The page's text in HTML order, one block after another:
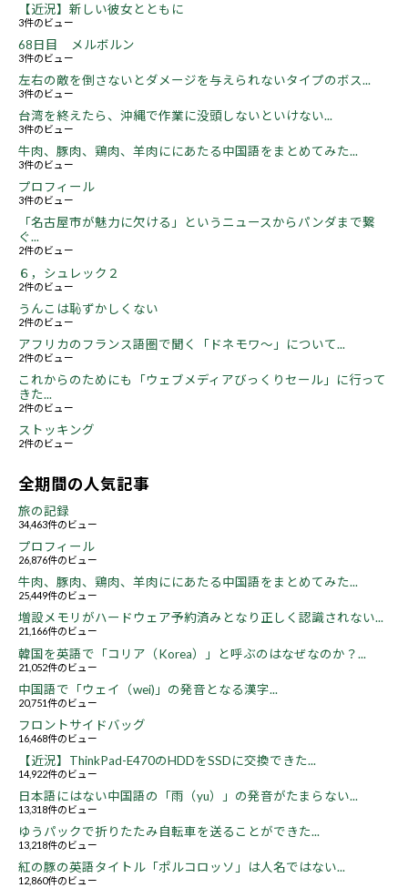
【近況】新しい彼女とともに
3件のビュー
68日目 メルボルン
3件のビュー
左右の敵を倒さないとダメージを与えられないタイプのボス...
3件のビュー
台湾を終えたら、沖縄で作業に没頭しないといけない...
3件のビュー
牛肉、豚肉、鶏肉、羊肉ににあたる中国語をまとめてみた...
3件のビュー
プロフィール
3件のビュー
「名古屋市が魅力に欠ける」というニュースからパンダまで繋
ぐ...
2件のビュー
６，シュレック２
2件のビュー
うんこは恥ずかしくない
2件のビュー
アフリカのフランス語圏で聞く「ドネモワ～」について...
2件のビュー
これからのためにも「ウェブメディアびっくりセール」に行って
きた...
2件のビュー
ストッキング
2件のビュー
全期間の人気記事
旅の記録
34,463件のビュー
プロフィール
26,876件のビュー
牛肉、豚肉、鶏肉、羊肉ににあたる中国語をまとめてみた...
25,449件のビュー
増設メモリがハードウェア予約済みとなり正しく認識されない...
21,166件のビュー
韓国を英語で「コリア（Korea）」と呼ぶのはなぜなのか？...
21,052件のビュー
中国語で「ウェイ（wei)」の発音となる漢字...
20,751件のビュー
フロントサイドバッグ
16,468件のビュー
【近況】ThinkPad-E470のHDDをSSDに交換できた...
14,922件のビュー
日本語にはない中国語の「雨（yu）」の発音がたまらない...
13,318件のビュー
ゆうパックで折りたたみ自転車を送ることができた...
13,218件のビュー
紅の豚の英語タイトル「ポルコロッソ」は人名ではない...
12,860件のビュー